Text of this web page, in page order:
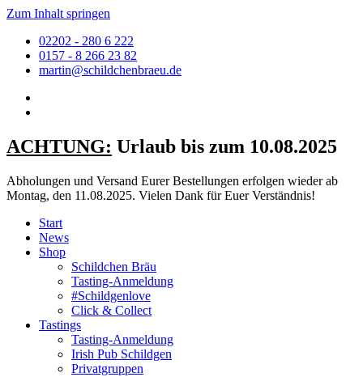
Zum Inhalt springen
02202 - 280 6 222
0157 - 8 266 23 82
martin@schildchenbraeu.de
ACHTUNG: Urlaub bis zum 10.08.2025
Abholungen und Versand Eurer Bestellungen erfolgen wieder ab
Montag, den 11.08.2025. Vielen Dank für Euer Verständnis!
Start
News
Shop
Schildchen Bräu
Tasting-Anmeldung
#Schildgenlove
Click & Collect
Tastings
Tasting-Anmeldung
Irish Pub Schildgen
Privatgruppen